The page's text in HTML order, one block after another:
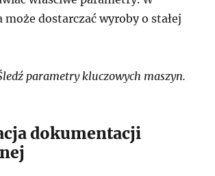
dostarczać wyroby o stałej
parametry kluczowych maszyn.
dokumentacji